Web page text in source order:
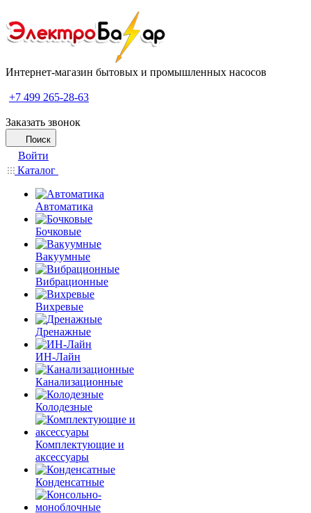
Интернет-магазин бытовых и промышленных насосов
+7 499 265-28-63
Заказать звонок
Поиск
Войти
Каталог
Автоматика
Бочковые
Вакуумные
Вибрационные
Вихревые
Дренажные
ИН-Лайн
Канализационные
Колодезные
Комплектующие и
аксессуары
Конденсатные